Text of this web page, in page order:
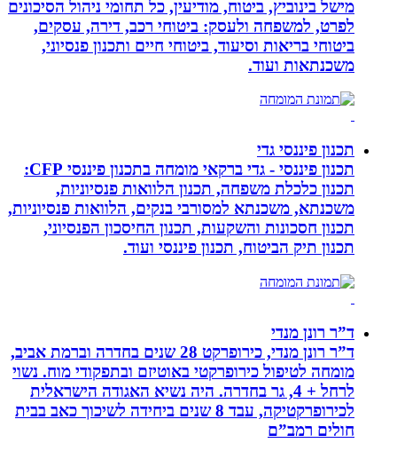
מישל בינוביץ, ביטוח, מודיעין, כל תחומי ניהול הסיכונים
לפרט, למשפחה ולעסק: ביטוחי רכב, דירה, עסקים,
ביטוחי בריאות וסיעוד, ביטוחי חיים ותכנון פנסיוני,
משכנתאות ועוד.
תכנון פיננסי גדי
תכנון פיננסי - גדי ברקאי מומחה בתכנון פיננסי CFP:
תכנון כלכלת משפחה, תכנון הלוואות פנסיוניות,
משכנתא, משכנתא למסורבי בנקים, הלוואות פנסיוניות,
תכנון חסכונות והשקעות, תכנון החיסכון הפנסיוני,
תכנון תיק הביטוח, תכנון פיננסי ועוד.
ד”ר רונן מנדי
ד”ר רונן מנדי, כירופרקט 28 שנים בחדרה וברמת אביב,
מומחה לטיפול כירופרקטי באוטיזם ובתפקודי מוח. נשוי
לרחל + 4, גר בחדרה. היה נשיא האגודה הישראלית
לכירופרקטיקה, עבד 8 שנים ביחידה לשיכוך כאב בבית
חולים רמב”ם